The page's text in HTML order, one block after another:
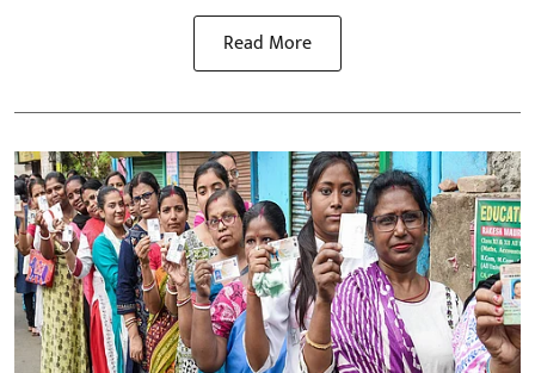
Read More